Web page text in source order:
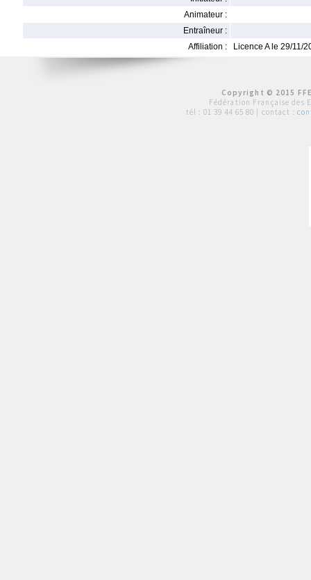
Animateur :
Entraîneur :
Affiliation :
Licence A le 29/11/
Copyright © 2015
Fédération Française des
tél : 01 39 44 65 80 | contact :